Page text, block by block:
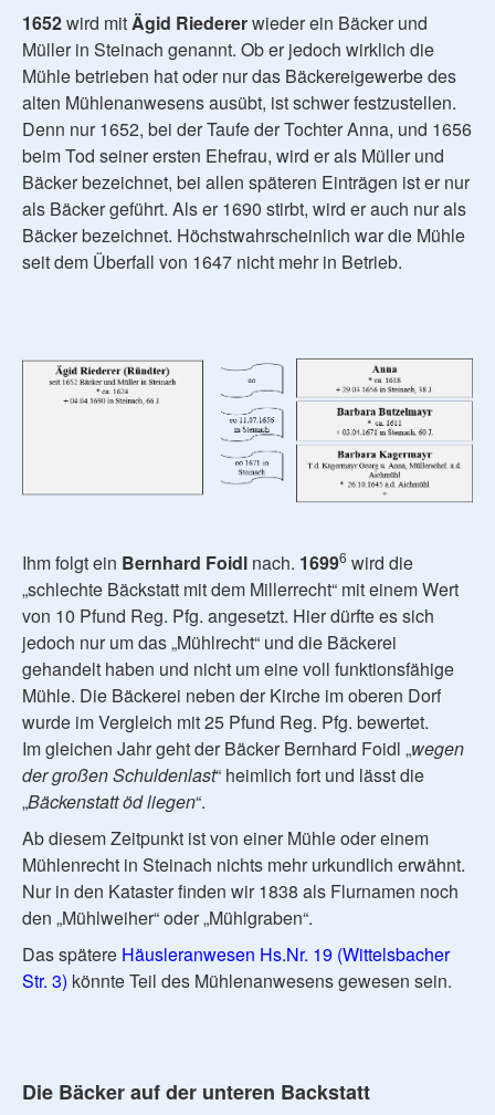
1652wird mitÄgid Riedererwieder ein Bäcker und
Müller in Steinach genannt. Ob er jedoch wirklich die
Mühle betrieben hat oder nur das Bäckereigewerbe des
alten Mühlenanwesens ausübt, ist schwer festzustellen.
Denn nur 1652, bei der Taufe der Tochter Anna, und 1656
beim Tod seiner ersten Ehefrau, wird er als Müller und
Bäcker bezeichnet, bei allen späteren Einträgen ist er nur
als Bäcker geführt. Als er 1690 stirbt, wird er auch nur als
Bäcker bezeichnet. Höchstwahrscheinlich war die Mühle
seit dem Überfall von 1647 nicht mehr in Betrieb.
Ihm folgt ein Bernhard Foidl nach. 16996 wird die
„schlechte Bäckstatt mit dem Millerrecht“ mit einem Wert
von 10 Pfund Reg. Pfg. angesetzt. Hier dürfte es sich
jedoch nur um das „Mühlrecht“ und die Bäckerei
gehandelt haben und nicht um eine voll funktionsfähige
Mühle. Die Bäckerei neben der Kirche im oberen Dorf
wurde im Vergleich mit 25 Pfund Reg. Pfg. bewertet.
Im gleichen Jahr geht der Bäcker Bernhard Foidl „wegen
der großen Schuldenlast“ heimlich fort und lässt die
„Bäckenstatt öd liegen“.
Ab diesem Zeitpunkt ist von einer Mühle oder einem
Mühlenrecht in Steinach nichts mehr urkundlich erwähnt.
Nur in den Kataster finden wir 1838 als Flurnamen noch
den „Mühlweiher“ oder „Mühlgraben“.
Das spätere Häusleranwesen Hs.Nr. 19 (Wittelsbacher
Str. 3) könnte Teil des Mühlenanwesens gewesen sein.
Die Bäcker auf der unteren Backstatt